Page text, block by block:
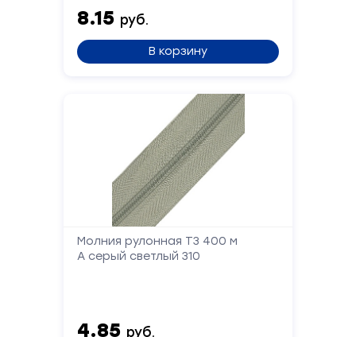
8.15 руб.
В корзину
Молния рулонная Т3 400 м
А серый светлый 310
4.85 руб.
Форма
обратной
Заполните